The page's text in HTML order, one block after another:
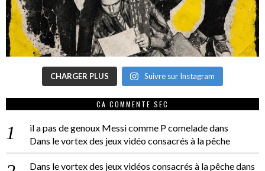
CHARGER PLUS Suivre sur Instagram
CA COMMENTE SEC
il a pas de genoux Messi comme P comeladedans
Dans le vortex des jeux vidéo consacrés à la pêche
Dans le vortex des jeux vidéos consacrés à la pêchedans